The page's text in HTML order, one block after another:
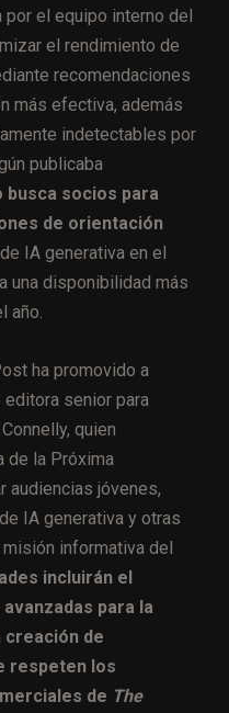
por el equipo interno del
el rendimiento de
recomendaciones
más efectiva, además
indetectables por
publicaba
busca socios para
de orientación
IA generativa en el
una disponibilidad más
año.
ha promovido a
senior para
quien
de la Próxima
audiencias jóvenes,
IA generativa y otras
informativa del
incluirán el
para la
creación de
respeten los
de The